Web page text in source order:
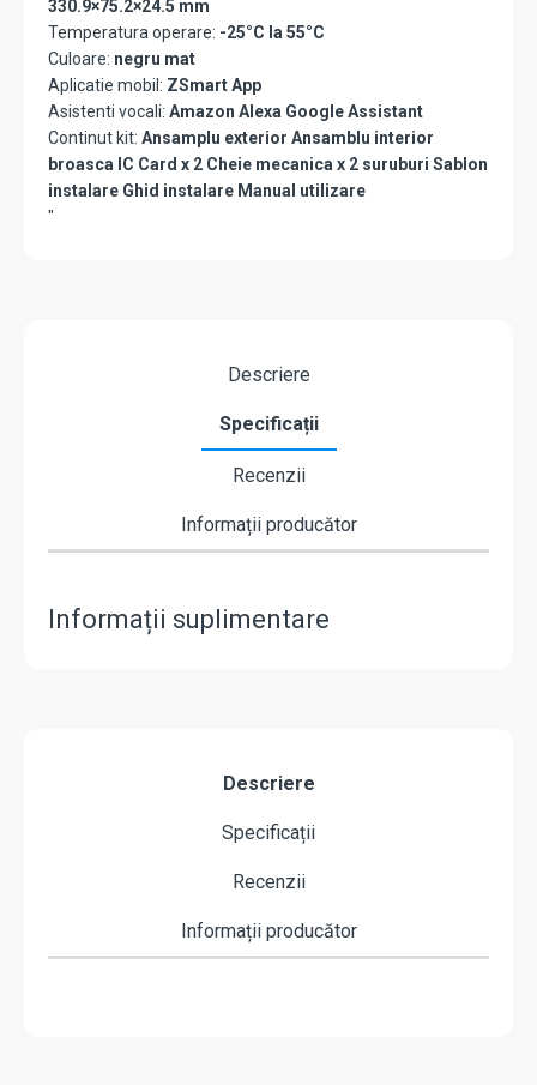
330.9×75.2×24.5 mm
Temperatura operare: -25°C la 55°C
Culoare: negru mat
Aplicatie mobil: ZSmart App
Asistenti vocali: Amazon Alexa Google Assistant
Continut kit: Ansamplu exterior Ansamblu interior
broasca IC Card x 2 Cheie mecanica x 2 suruburi Sablon
instalare Ghid instalare Manual utilizare
"
Descriere
Specificații
Recenzii
Informații producător
Informații suplimentare
Descriere
Specificații
Recenzii
Informații producător